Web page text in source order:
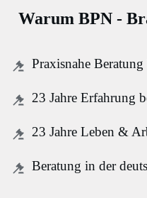
Warum BPN -
Praxisnahe
23 Jahre Erfahrung
23 Jahre Leben &
Beratung in der